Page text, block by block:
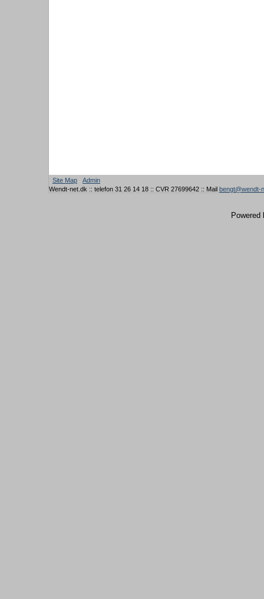
Site Map
Admin
Wendt-net.dk :: telefon 31 26 14 18 :: CVR 27699642 :: Mail bengt@wendt-